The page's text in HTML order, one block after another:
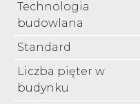
Technologia
budowlana
Standard
Liczba pięter w
budynku